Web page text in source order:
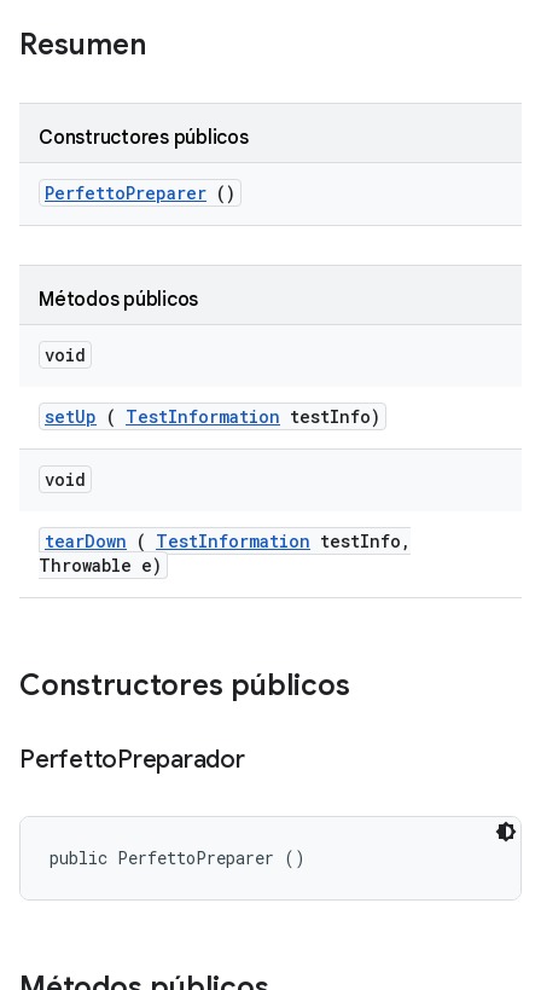
Resumen
Constructores públicos
PerfettoPreparer ()
Métodos públicos
void
setUp ( TestInformation testInfo)
void
tearDown ( TestInformation testInfo ,
Throwable e)
Constructores públicos
PerfettoPreparador
public PerfettoPreparer ()